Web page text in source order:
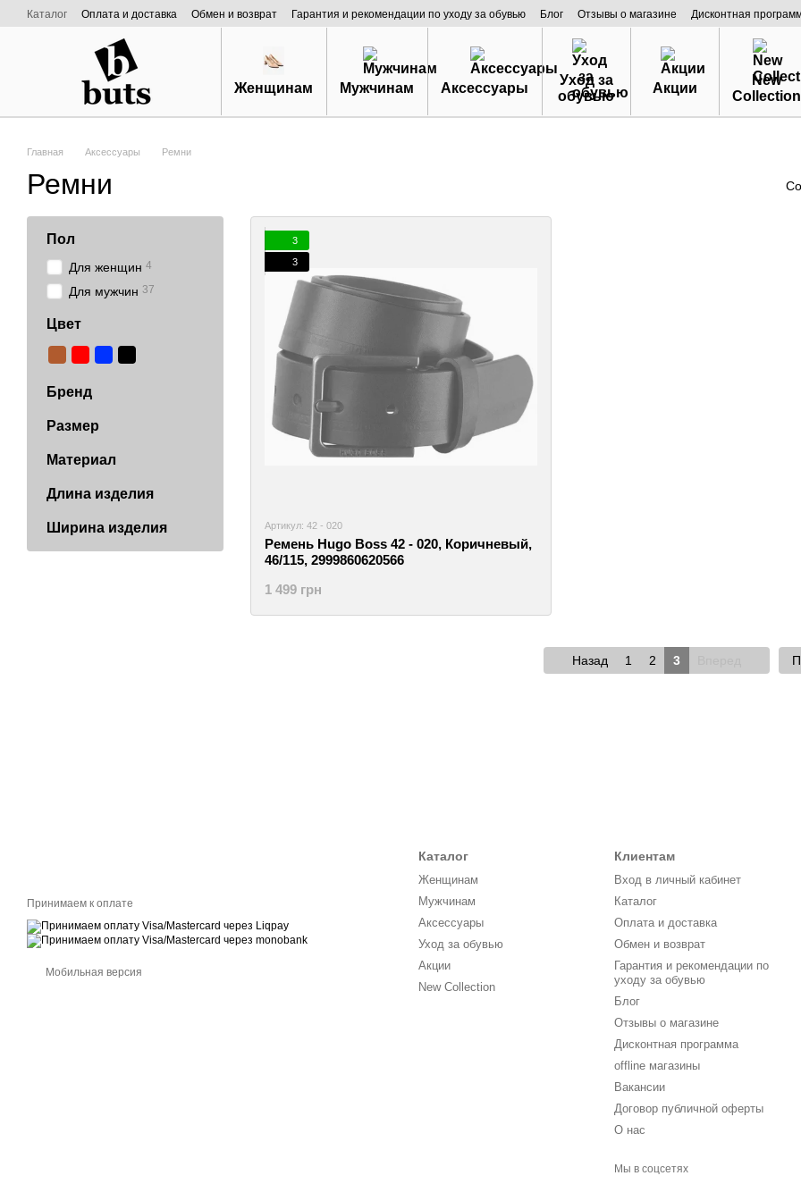
Перейти к основному контенту
Каталог Оплата и доставка Обмен и возврат Гарантия и рекомендации по уходу за обувью Блог Отзывы о магазине Дисконтная
О нас
Женщинам Мужчинам Аксессуары
Уход за
обувью
Акции
New
Collection
Главная Аксессуары Ремни
Ремни
3
3
Артикул: 42 - 020
Ремень Hugo Boss 42 - 020, Коричневый,
46/115, 2999860620566
1 499 грн
Назад 1 2 3
Пол
Для женщин 4
Для мужчин 37
Цвет
Бренд
Размер
Материал
Длина изделия
Ширина изделия
Принимаем к оплате
Мобильная версия
Каталог
Женщинам
Мужчинам
Аксессуары
Уход за обувью
Акции
New Collection
Клиентам
Вход в личный кабинет
Каталог
Оплата и доставка
Обмен и возврат
Гарантия и рекомендации по
уходу за обувью
Блог
Отзывы о магазине
Дисконтная программа
offline магазины
Вакансии
Договор публичной оферты
О нас
Мы в соцсетях